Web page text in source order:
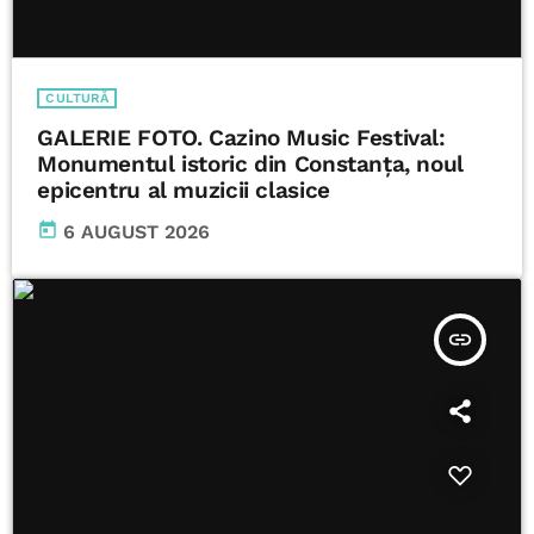
CULTURĂ
GALERIE FOTO. Cazino Music Festival:
Monumentul istoric din Constanța, noul
epicentru al muzicii clasice
today 6 AUGUST 2026
insert_link